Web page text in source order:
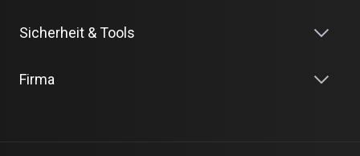
Sicherheit & Tools
Firma